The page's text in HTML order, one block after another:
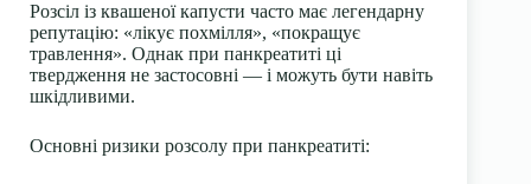
Розсіл із квашеної капусти часто має легендарну
репутацію: «лікує похмілля», «покращує
травлення». Однак при панкреатиті ці
твердження не застосовні — і можуть бути навіть
шкідливими.
Основні ризики розсолу при панкреатиті: